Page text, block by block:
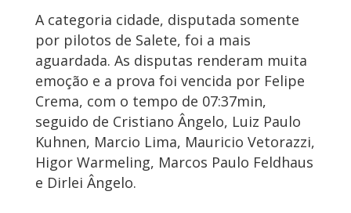
A categoria cidade, disputada somente
por pilotos de Salete, foi a mais
aguardada. As disputas renderam muita
emoção e a prova foi vencida por Felipe
Crema, com o tempo de 07:37min,
seguido de Cristiano Ângelo, Luiz Paulo
Kuhnen, Marcio Lima, Mauricio Vetorazzi,
Higor Warmeling, Marcos Paulo Feldhaus
e Dirlei Ângelo.